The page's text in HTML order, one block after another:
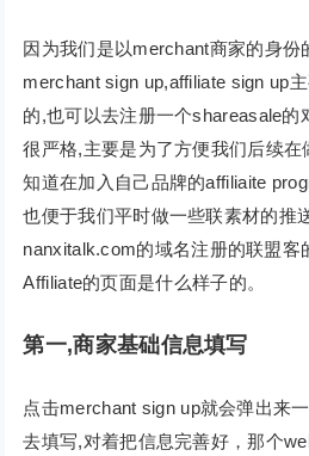
因为我们是以merchant商家的身份
merchant sign up,affiliate sign up
的,也可以去注册一个shareasale的
很严格,主要是为了方便我们后续
知道在加入自己品牌的affiliaite
也便于我们平时做一些联素材的推
nanxitalk.com的域名注册的联盟客
Affiliate的页面是什么样子的。
第一,商家基础信息填写
点击merchant sign up就会弹出来
去填写,对着把信息完善好，那个